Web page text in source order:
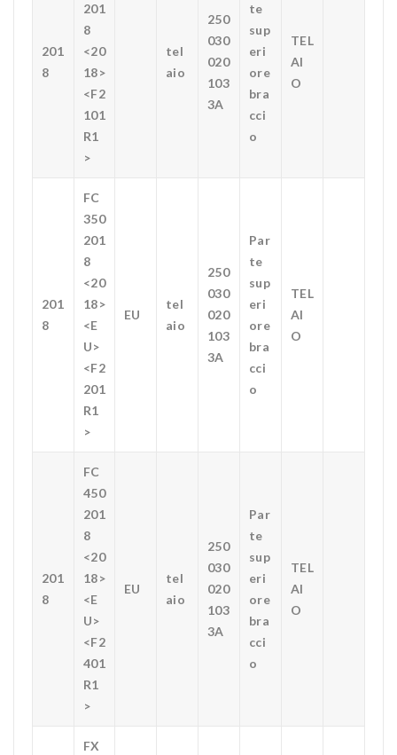
201
8
201
8
<20
18>
<F2
101
R1
>
tel
aio
250
030
020
103
3A
te
sup
eri
ore
bra
cci
o
TEL
AI
O
201
8
FC
350
201
8
<20
18>
<E
U>
<F2
201
R1
>
EU
tel
aio
250
030
020
103
3A
Par
te
sup
eri
ore
bra
cci
o
TEL
AI
O
201
8
FC
450
201
8
<20
18>
<E
U>
<F2
401
R1
>
EU
tel
aio
250
030
020
103
3A
Par
te
sup
eri
ore
bra
cci
o
TEL
AI
O
FX